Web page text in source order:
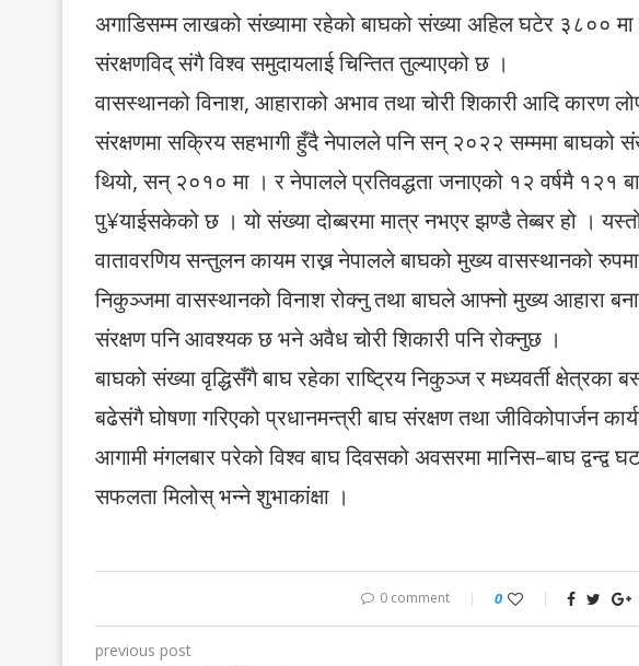
अगाडिसम्म लाखको संख्यामा रहेको बाघको संख्या अहिल घटेर ३८०० मा
संरक्षणविद् संगै विश्व समुदायलाई चिन्तित तुल्याएको छ ।
वासस्थानको विनाश, आहाराको अभाव तथा चोरी शिकारी आदि कारण
संरक्षणमा सक्रिय सहभागी हुँदै नेपालले पनि सन् २०२२ सम्ममा बाघको
थियो, सन् २०१० मा । र नेपालले प्रतिवद्धता जनाएको १२ वर्षमै १२१
पु¥याईसकेको छ । यो संख्या दोब्बरमा मात्र नभएर झण्डै तेब्बर हो ।
वातावरणिय सन्तुलन कायम राख्न नेपालले बाघको मुख्य वासस्थानको रुपमा
निकुञ्जमा वासस्थानको विनाश रोक्नु तथा बाघले आफ्नो मुख्य आहारा
संरक्षण पनि आवश्यक छ भने अवैध चोरी शिकारी पनि रोक्नुछ ।
बाघको संख्या वृद्धिसँगै बाघ रहेका राष्ट्रिय निकुञ्ज र मध्यवर्ती क्षेत्रका
बढेसंगै घोषणा गरिएको प्रधानमन्त्री बाघ संरक्षण तथा जीविकोपार्जन
आगामी मंगलबार परेको विश्व बाघ दिवसको अवसरमा मानिस–बाघ द्वन्द्व
सफलता मिलोस् भन्ने शुभाकांक्षा ।
0 comment 0
previous post